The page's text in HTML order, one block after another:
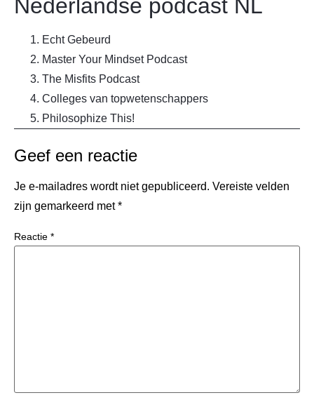
Nederlandse podcast NL
Echt Gebeurd
Master Your Mindset Podcast
The Misfits Podcast
Colleges van topwetenschappers
Philosophize This!
Geef een reactie
Je e-mailadres wordt niet gepubliceerd. Vereiste velden
zijn gemarkeerd met*
Reactie *